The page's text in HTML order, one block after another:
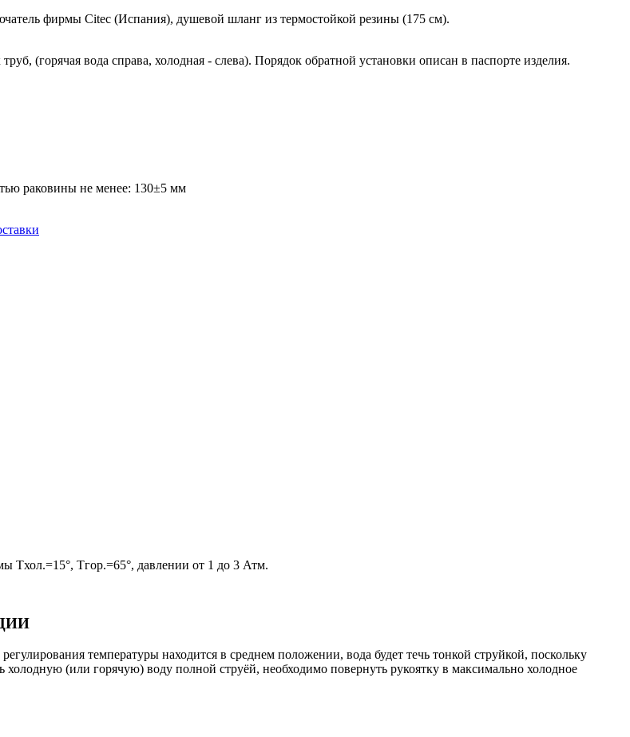
фирмы Citec (Испания), душевой шланг из термостойкой резины (175 см).
(горячая вода справа, холодная - слева). Порядок обратной установки описан в паспорте изделия.
раковины не менее: 130±5 мм
Tхол.=15°, Tгор.=65°, давлении от 1 до 3 Атм.
температуры находится в среднем положении, вода будет течь тонкой струйкой, поскольку
(или горячую) воду полной струёй, необходимо повернуть рукоятку в максимально холодное